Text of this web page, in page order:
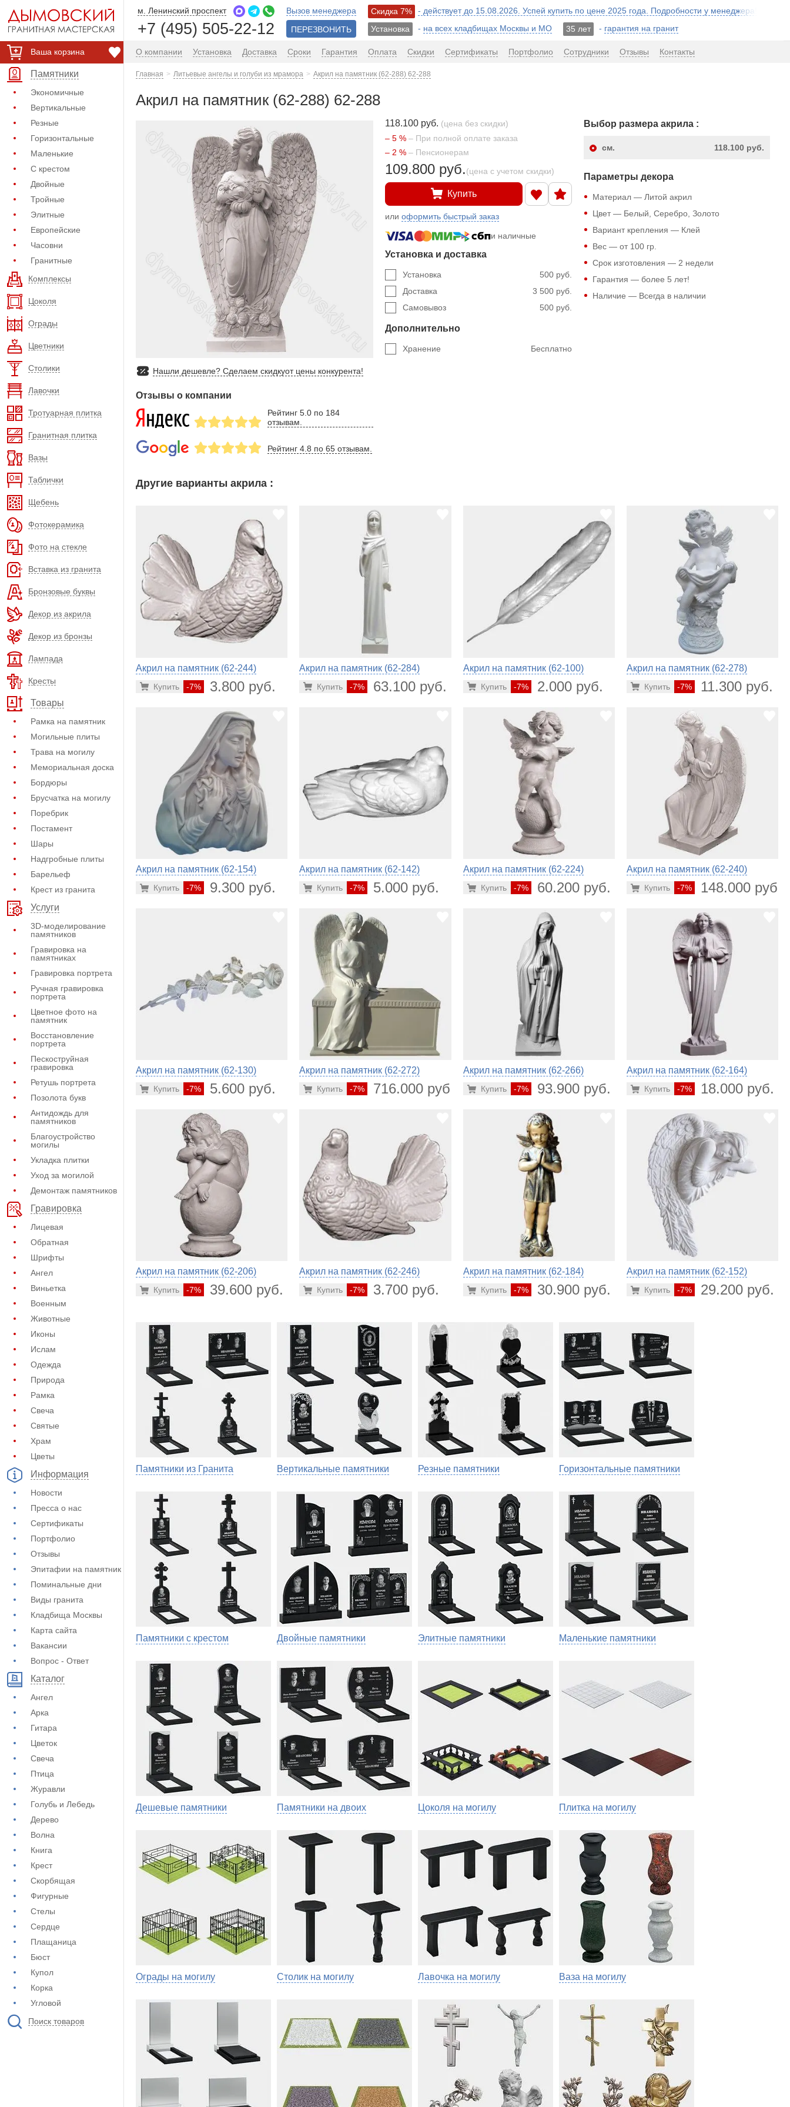
Ваша корзина
Памятники
Экономичные
Вертикальные
Резные
Горизонтальные
Маленькие
С крестом
Двойные
Тройные
Элитные
Европейские
Часовни
Гранитные
Комплексы
Цоколя
Ограды
Цветники
Столики
Лавочки
Тротуарная плитка
Гранитная плитка
Вазы
Таблички
Щебень
Фотокерамика
Фото на стекле
Вставка из гранита
Бронзовые буквы
Декор из акрила
Декор из бронзы
Лампада
Кресты
Товары
Рамка на памятник
Могильные плиты
Трава на могилу
Мемориальная доска
Бордюры
Брусчатка на могилу
Поребрик
Постамент
Шары
Надгробные плиты
Барельеф
Крест из гранита
Услуги
3D-моделирование
памятников
Гравировка на
памятниках
Гравировка портрета
Ручная гравировка
портрета
Цветное фото на
памятник
Восстановление
портрета
Пескоструйная
гравировка
Ретушь портрета
Позолота букв
Антидождь для
памятников
Благоустройство
могилы
Укладка плитки
Уход за могилой
Демонтаж памятников
Гравировка
Лицевая
Обратная
Шрифты
Ангел
Виньетка
Военным
Животные
Иконы
Ислам
Одежда
Природа
Рамка
Свеча
Святые
Храм
Цветы
Информация
Новости
Пресса о нас
Сертификаты
Портфолио
Отзывы
Эпитафии на памятник
Поминальные дни
Виды гранита
Кладбища Москвы
Карта сайта
Вакансии
Вопрос - Ответ
Каталог
Ангел
Арка
Гитара
Цветок
Свеча
Птица
Журавли
Голубь и Лебедь
Дерево
Волна
Книга
Крест
Скорбящая
Фигурные
Стелы
Сердце
Плащаница
Бюст
Купол
Корка
Угловой
Поиск товаров
м. Ленинский проспект
+7 (495) 505-22-12
Вызов менеджера
ПЕРЕЗВОНИТЬ
Скидка 7%
- действует до 15.08.2026. Успей купить по цене 2025 года. Подробности у менеджера!
Установка
- на всех кладбищах Москвы и МО 35 лет - гарантия на гранит
О компании Установка Доставка Сроки Гарантия Оплата Скидки Сертификаты Портфолио Сотрудники Отзывы Контакты
Главная Литьевые ангелы и голуби из мрамора Акрил на памятник (62-288) 62-288
Акрил на памятник (62-288) 62-288
Нашли дешевле? Сделаем скидкуот цены конкурента!
Отзывы о компании
Рейтинг 5.0 по 184
отзывам.
Рейтинг 4.8 по 65 отзывам.
118.100 руб. (цена без скидки)
– 5 % – При полной оплате заказа
– 2 % – Пенсионерам
109.800 руб.(цена с учетом скидки)
Купить
илиоформить быстрый заказ
и наличные
Установка и доставка
500 руб.
Установка
3 500 руб.
Доставка
500 руб.
Самовывоз
Дополнительно
Бесплатно
Хранение
Выбор размера акрила :
118.100 руб.
см.
Параметры декора
Материал — Литой акрил
Цвет — Белый, Серебро, Золото
Вариант крепления — Клей
Вес — от 100 гр.
Срок изготовления — 2 недели
Гарантия — более 5 лет!
Наличие — Всегда в наличии
Другие варианты акрила :
Акрил на памятник (62-244)
-7% 3.800 руб.
Купить
Акрил на памятник (62-284)
-7% 63.100 руб.
Купить
Акрил на памятник (62-100)
-7% 2.000 руб.
Купить
Акрил на памятник (62-278)
-7% 11.300 руб.
Купить
Акрил на памятник (62-154)
-7% 9.300 руб.
Купить
Акрил на памятник (62-142)
-7% 5.000 руб.
Купить
Акрил на памятник (62-224)
-7% 60.200 руб.
Купить
Акрил на памятник (62-240)
-7% 148.000 руб.
Купить
Акрил на памятник (62-130)
-7% 5.600 руб.
Купить
Акрил на памятник (62-272)
-7% 716.000 руб.
Купить
Акрил на памятник (62-266)
-7% 93.900 руб.
Купить
Акрил на памятник (62-164)
-7% 18.000 руб.
Купить
Акрил на памятник (62-206)
-7% 39.600 руб.
Купить
Акрил на памятник (62-246)
-7% 3.700 руб.
Купить
Акрил на памятник (62-184)
-7% 30.900 руб.
Купить
Акрил на памятник (62-152)
-7% 29.200 руб.
Купить
Памятники из Гранита Вертикальные памятники Резные памятники Горизонтальные памятники
Памятники с крестом Двойные памятники Элитные памятники Маленькие памятники
Дешевые памятники Памятники на двоих Цоколя на могилу Плитка на могилу
Ограды на могилу Столик на могилу Лавочка на могилу Ваза на могилу